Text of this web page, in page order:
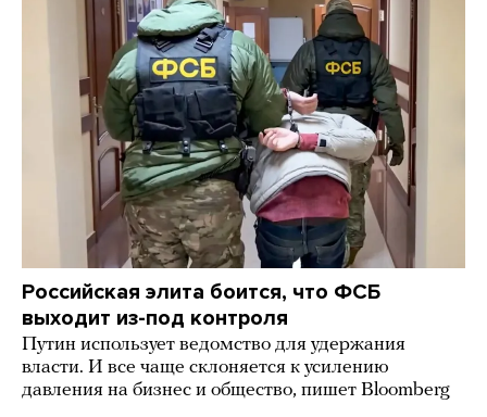
Российская элита боится, что ФСБ
выходит из-под контроля
Путин использует ведомство для удержания
власти. И все чаще склоняется к усилению
давления на бизнес и общество, пишет Bloomberg